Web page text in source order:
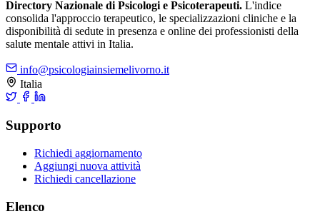
Directory Nazionale di Psicologi e Psicoterapeuti. L'indice
consolida l'approccio terapeutico, le specializzazioni cliniche e la
disponibilità di sedute in presenza e online dei professionisti della
salute mentale attivi in Italia.
info@psicologiainsiemelivorno.it
Italia
Supporto
Richiedi aggiornamento
Aggiungi nuova attività
Richiedi cancellazione
Elenco